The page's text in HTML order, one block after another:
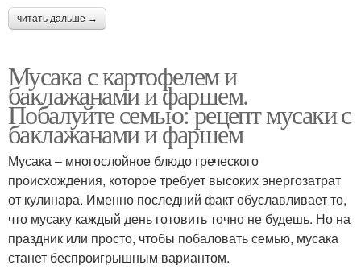
читать дальше →
Мусака с картофелем и
баклажанами и фаршем.
Побалуйте семью: рецепт мусаки с
баклажанами и фаршем
Мусака – многослойное блюдо греческого
происхождения, которое требует высоких энергозатрат
от кулинара. Именно последний факт обуславливает то,
что мусаку каждый день готовить точно не будешь. Но на
праздник или просто, чтобы побаловать семью, мусака
станет беспроигрышным вариантом.